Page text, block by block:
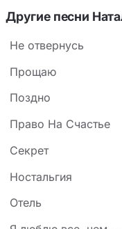
Другие песни
Не отвернусь
Прощаю
Поздно
Право На Счастье
Секрет
Ностальгия
Отель